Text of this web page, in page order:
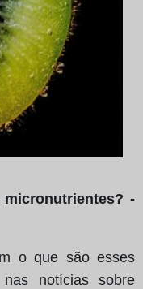
-
o que são esses
notícias sobre